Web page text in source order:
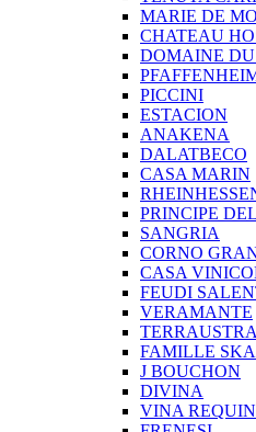
MARIE DE
CHATEAU
DOMAINE DU
PICCINI
ESTACION
ANAKENA
DALATBECO
CASA MARIN
PRINCIPE
SANGRIA
CORNO
CASA
FEUDI
VERAMANTE
FAMILLE
J BOUCHON
DIVINA
VINA